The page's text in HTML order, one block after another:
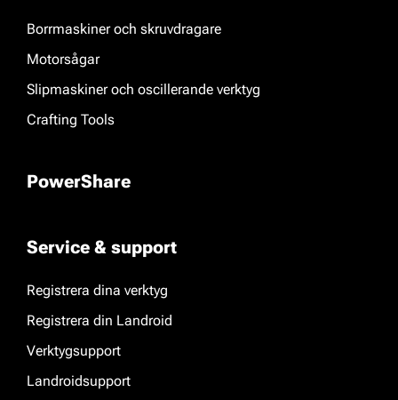
Borrmaskiner och skruvdragare
Motorsågar
Slipmaskiner och oscillerande verktyg
Crafting Tools
PowerShare
Service & support
Registrera dina verktyg
Registrera din Landroid
Verktygsupport
Landroidsupport